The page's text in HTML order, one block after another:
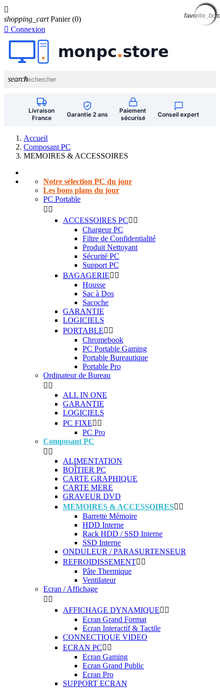

shopping_cart Panier (0)
 Connexion
search
Livraison
France
Garantie 2 ans
Paiement
sécurisé
Conseil expert
Accueil
Composant PC
MEMOIRES & ACCESSOIRES
Notre sélection PC du jour
Les bons plans du jour
PC Portable
 
ACCESSOIRES PC 
Chargeur PC
Filtre de Confidentialité
Produit Nettoyant
Sécurité PC
Support PC
BAGAGERIE 
Housse
Sac à Dos
Sacoche
GARANTIE
LOGICIELS
PORTABLE 
Chromebook
PC Portable Gaming
Portable Bureautique
Portable Pro
Ordinateur de Bureau
 
ALL IN ONE
GARANTIE
LOGICIELS
PC FIXE 
PC Pro
Composant PC
 
ALIMENTATION
BOÎTIER PC
CARTE GRAPHIQUE
CARTE MERE
GRAVEUR DVD
MEMOIRES & ACCESSOIRES 
Barrette Mémoire
HDD Interne
Rack HDD / SSD Interne
SSD Interne
ONDULEUR / PARASURTENSEUR
REFROIDISSEMENT 
Pâte Thermique
Ventilateur
Ecran / Affichage
 
AFFICHAGE DYNAMIQUE 
Ecran Grand Format
Ecran Interactif & Tactile
CONNECTIQUE VIDEO
ECRAN PC 
Ecran Gaming
Ecran Grand Public
Ecran Pro
SUPPORT ECRAN